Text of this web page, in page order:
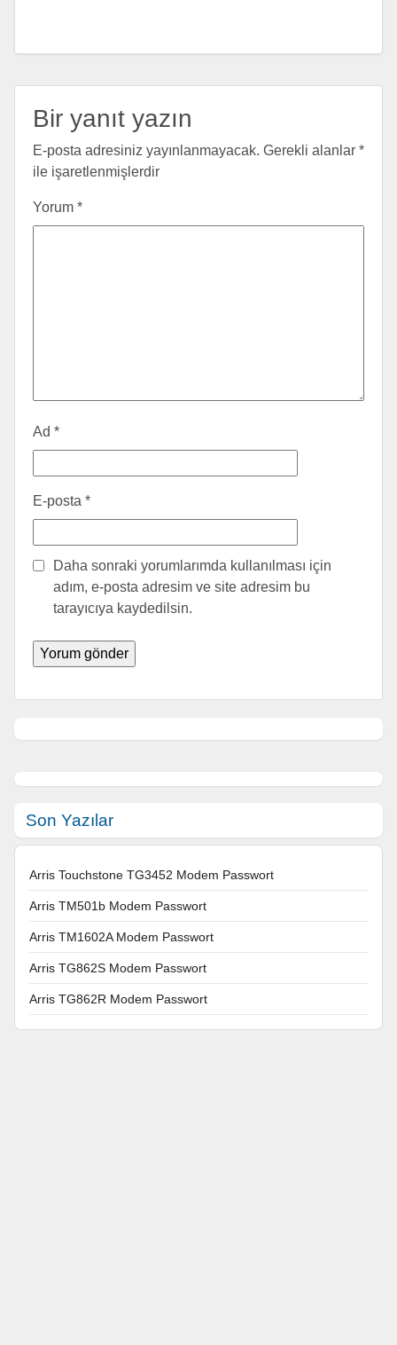
Bir yanıt yazın
E-posta adresiniz yayınlanmayacak. Gerekli alanlar *
ile işaretlenmişlerdir
Yorum *
Ad *
E-posta *
Daha sonraki yorumlarımda kullanılması için
adım, e-posta adresim ve site adresim bu
tarayıcıya kaydedilsin.
Son Yazılar
Arris Touchstone TG3452 Modem Passwort
Arris TM501b Modem Passwort
Arris TM1602A Modem Passwort
Arris TG862S Modem Passwort
Arris TG862R Modem Passwort